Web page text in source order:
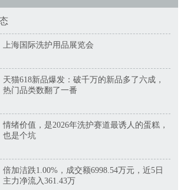
上海国际洗护用品展览会
天猫618新品爆发：破千万的新品多了六成，
热门品类数翻了一番
情绪价值，是2026年洗护赛道最诱人的蛋糕，
也是个坑
倍加洁跌1.00%，成交额6998.54万元，近5日
主力净流入361.43万